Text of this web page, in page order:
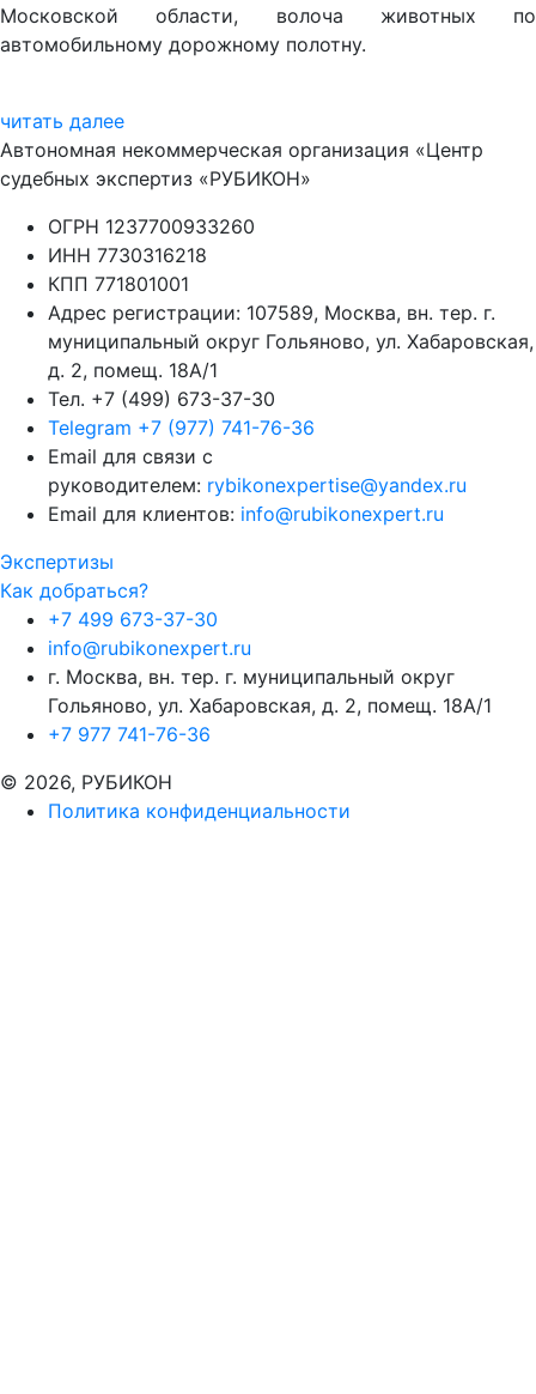
Московской области, волоча животных по
автомобильному дорожному полотну.
читать далее
Автономная некоммерческая организация «Центр
судебных экспертиз «РУБИКОН»
ОГРН 1237700933260
ИНН 7730316218
КПП 771801001
Адрес регистрации: 107589, Москва, вн. тер. г.
муниципальный округ Гольяново, ул. Хабаровская,
д. 2, помещ. 18А/1
Тел. +7 (499) 673-37-30
Telegram +7 (977) 741-76-36
Email для связи с
руководителем: rybikonexpertise@yandex.ru
Email для клиентов: info@rubikonexpert.ru
Экспертизы
Как добраться?
+7 499 673-37-30
info@rubikonexpert.ru
г. Москва, вн. тер. г. муниципальный округ
Гольяново, ул. Хабаровская, д. 2, помещ. 18А/1
+7 977 741-76-36
© 2026, РУБИКОН
Политика конфиденциальности